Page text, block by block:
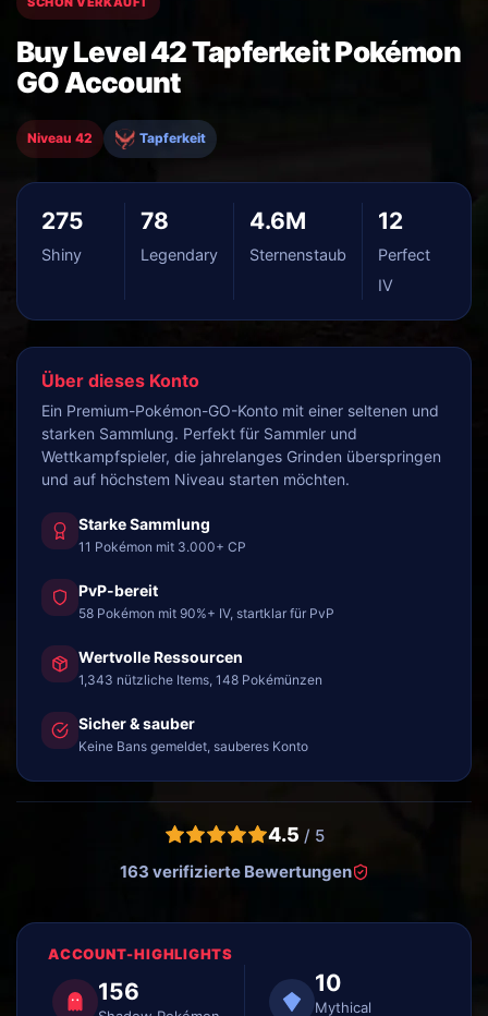
Buy Level 42 Tapferkeit Pokémon
GO Account
Niveau 42 Tapferkeit
275
Shiny
78
Legendary
4.6M
Sternenstaub
12
Perfect
IV
Über dieses Konto
Ein Premium-Pokémon-GO-Konto mit einer seltenen und
starken Sammlung. Perfekt für Sammler und
Wettkampfspieler, die jahrelanges Grinden überspringen
und auf höchstem Niveau starten möchten.
Starke Sammlung
11 Pokémon mit 3.000+ CP
PvP-bereit
58 Pokémon mit 90%+ IV, startklar für PvP
Wertvolle Ressourcen
1,343 nützliche Items, 148 Pokémünzen
Sicher & sauber
Keine Bans gemeldet, sauberes Konto
4.5 / 5
163 verifizierte Bewertungen
ACCOUNT-HIGHLIGHTS
156 10
Mythical